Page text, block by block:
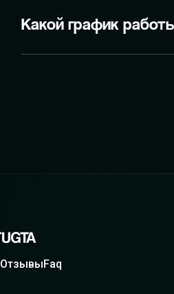
Какой график
ОтзывыFaq